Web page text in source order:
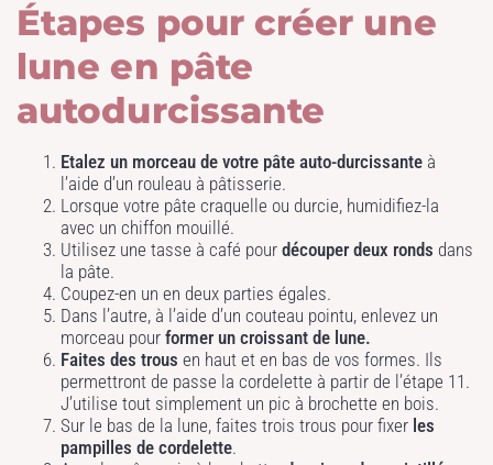
Étapes pour créer une
lune en pâte
autodurcissante
Etalez un morceau de votre pâte auto-durcissante à
l’aide d’un rouleau à pâtisserie.
Lorsque votre pâte craquelle ou durcie, humidifiez-la
avec un chiffon mouillé.
Utilisez une tasse à café pourdécouper deux ronds dans
la pâte.
Coupez-en un en deux parties égales.
Dans l’autre, à l’aide d’un couteau pointu, enlevez un
morceau pourformer un croissant de lune.
Faites des trous en haut et en bas de vos formes. Ils
permettront de passe la cordelette à partir de l’étape 11.
J’utilise tout simplement un pic à brochette en bois.
Sur le bas de la lune, faites trois trous pour fixer les
pampilles de cordelette.